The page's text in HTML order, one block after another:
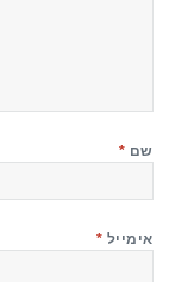
שם *
אימייל *